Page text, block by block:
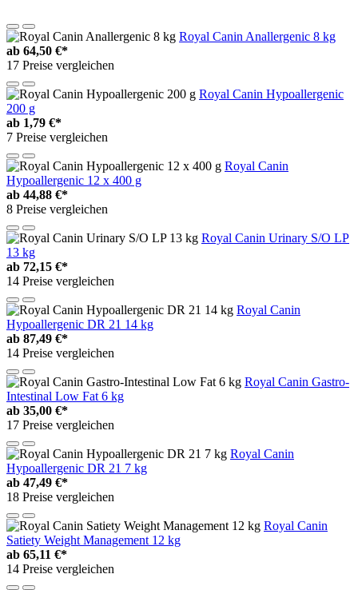
Royal Canin Anallergenic 8 kg
ab 64,50 €*
17 Preise vergleichen
Royal Canin Hypoallergenic
200 g
ab 1,79 €*
7 Preise vergleichen
Royal Canin
Hypoallergenic 12 x 400 g
ab 44,88 €*
8 Preise vergleichen
Royal Canin Urinary S/O LP
13 kg
ab 72,15 €*
14 Preise vergleichen
Royal Canin
Hypoallergenic DR 21 14 kg
ab 87,49 €*
14 Preise vergleichen
Royal Canin Gastro-
Intestinal Low Fat 6 kg
ab 35,00 €*
17 Preise vergleichen
Royal Canin
Hypoallergenic DR 21 7 kg
ab 47,49 €*
18 Preise vergleichen
Royal Canin
Satiety Weight Management 12 kg
ab 65,11 €*
14 Preise vergleichen